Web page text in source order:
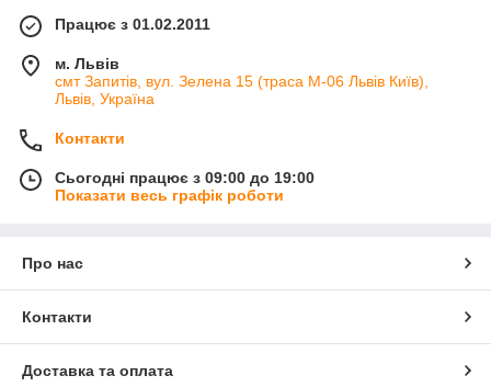
Працює з 01.02.2011
м. Львів
смт Запитів, вул. Зелена 15 (траса М-06 Львів Київ),
Львів, Україна
Контакти
Сьогодні працює з 09:00 до 19:00
Показати весь графік роботи
Про нас
Контакти
Доставка та оплата